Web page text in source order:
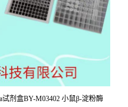
剂盒BY-M03402 小鼠β-淀粉酶